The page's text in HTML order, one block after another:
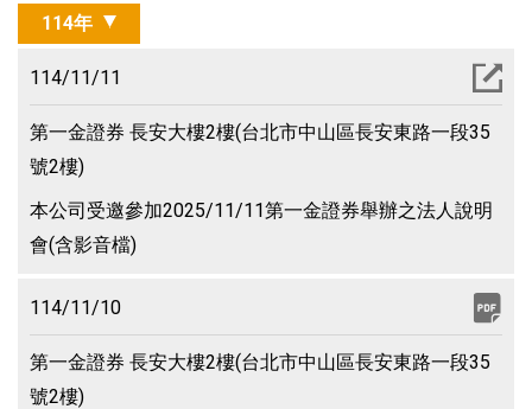
114年
114/11/11
第一金證券 長安大樓2樓(台北市中山區長安東路一段35
號2樓)
本公司受邀參加2025/11/11第一金證券舉辦之法人說明
會(含影音檔)
114/11/10
第一金證券 長安大樓2樓(台北市中山區長安東路一段35
號2樓)